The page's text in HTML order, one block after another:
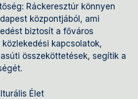
Ráckeresztúr könnyen
központjából, ami
biztosít a főváros
kapcsolatok,
összeköttetések, segítik a
Élet